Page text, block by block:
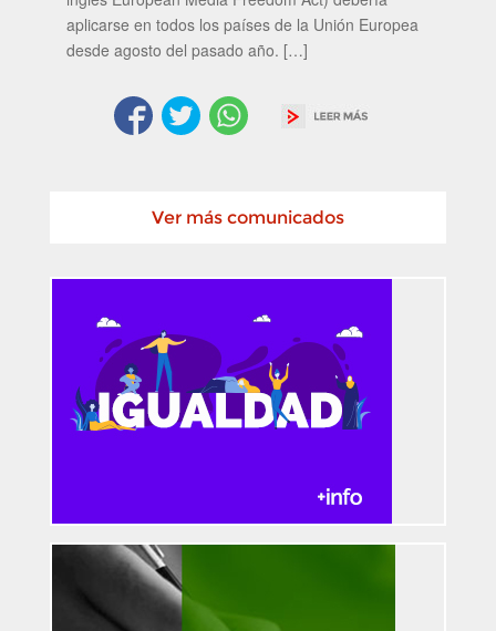
aplicarse en todos los países de la Unión Europea
desde agosto del pasado año. […]
Ver más comunicados